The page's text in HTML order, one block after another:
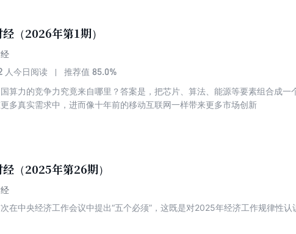
经（2026年第1期）
人今日阅读 推荐值 85.0%
算力的竞争力究竟来自哪里？答案是，把芯片、算法、能源等要素组合成
多真实需求中，进而像十年前的移动互联网一样带来更多市场创新
经（2025年第26期）
在中央经济工作会议中提出“五个必须”，这既是对2025年经济工作规律性